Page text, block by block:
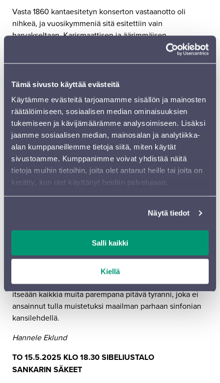
Tämä sivusto käyttää evästeitä
Käytämme evästeitä tarjoamamme sisällön ja mainosten
räätälöimiseen, sosiaalisen median ominaisuuksien
tukemiseen ja kävijämäärämme analysoimiseen. Lisäksi
jaamme sosiaalisen median, mainosalan ja analytiikka-
alan kumppaneillemme tietoja siitä, miten käytät
sivustoamme. Kumppanimme voivat yhdistää näitä
tietoja muihin tietoihin, joita olet antanut heille tai joita on
kerätty, kun olet käyttänyt heidän palvelujaan.
Näytä tiedot
Salli kaikki
Kiellä
Vasta 1860 kantaesitetyn konserton vastaanotto oli
nihkeä, ja vuosikymmeniä sitä esitettiin vain
harvakseltaan. Karismaattisen ja äärimmäisen
Nicolas Altstaedtinupea
johdolla
Pekka Salosen,Sebastian Fagerlundin
jaDmitri Šostakovitšinsellokonsertot levyttäneelle
taiteilijalle mikään musiikki ei ole vierasta. Hän on yhtä
kotonaan sekä modernien että periodisoitinten
maailmassa.
Anja Bihlmaierin hienon ohjelman päättääLudwig van
Beethoveninkolmas sinfonia, lisänimeltään ”Eroica”.
Vuonna 1804 valmistunut käänteentekevä teos oli
säveltäjän laajamittaisin. Sinfonia kantaesitettiin vuonna
1805 ajan tavan mukaan yksityiskonsertissa.
Konserttitaloa ei Wienissä tuolloin vielä ollut. Julkisesti
myöhemmin, säveltäjän itsensä johtamana. Ranska ja
Itävalta olivat ajautuneet sotaan ja sinfonia, jota sen
säveltäjä oli joskus kutsunut Bonaparte-sinfoniaksi, oli
saanut uuden nimen. Aiemmasta sankarista oli tullut
itseään kaikkia muita parempana pitävä tyranni, joka ei
ansainnut tulla muistetuksi maailman parhaan sinfonian
kansilehdellä.
Hannele Eklund
TO 15.5.2025 KLO 18.30 SIBELIUSTALO
SANKARIN SÄKEET